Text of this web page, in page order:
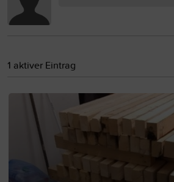
1 aktiver Eintrag